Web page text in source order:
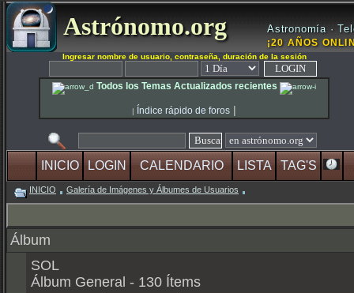
Astrónomo.org Astronomía ·
¡20 AÑOS
Ingresar nombre de usuario, contraseña, duración de la sesión
Todos los Temas Actualizados recientes
| Índice rápido de foros |
INICIO LOGIN CALENDARIO LISTA TAG'S
INICIO Galería de Imágenes y Álbumes de Usuarios
Álbum
SOL
Álbum General - 130 Ítems